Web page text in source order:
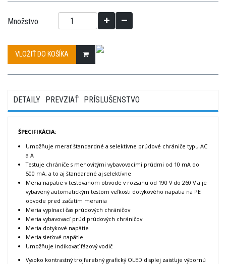
Množstvo
VLOŽIŤ DO KOŠÍKA
DETAILY PREVZIAŤ PRÍSLUŠENSTVO
ŠPECIFIKÁCIA:
Umožňuje merať štandardné a selektívne prúdové chrániče typu AC
a A
Testuje chrániče s menovitými vybavovacími prúdmi od 10 mA do
500 mA, a to aj štandardné aj selektívne
Meria napätie v testovanom obvode v rozsahu od 190 V do 260 V a je
vybavený automatickým testom veľkosti dotykového napätia na PE
obvode pred začatím merania
Meria vypínací čas prúdových chráničov
Meria vybavovací prúd prúdových chráničov
Meria dotykové napätie
Meria sieťové napätie
Umožňuje indikovať fázový vodič
Vysoko kontrastný trojfarebný grafický OLED displej zaisťuje výbornú